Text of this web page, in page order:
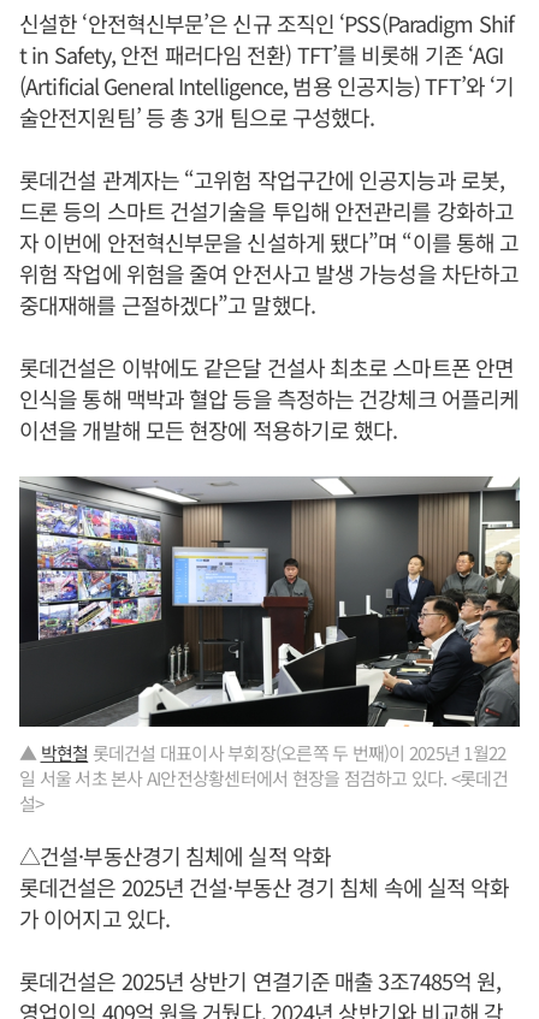
신설한 ‘안전혁신부문’은 신규 조직인 ‘PSS(Paradigm Shif
t in Safety, 안전 패러다임 전환) TFT’를 비롯해 기존 ‘AGI
(Artificial General Intelligence, 범용 인공지능) TFT’와 ‘기
술안전지원팀’ 등 총 3개 팀으로 구성했다.
롯데건설 관계자는 “고위험 작업구간에 인공지능과 로봇,
드론 등의 스마트 건설기술을 투입해 안전관리를 강화하고
자 이번에 안전혁신부문을 신설하게 됐다”며 “이를 통해 고
위험 작업에 위험을 줄여 안전사고 발생 가능성을 차단하고
중대재해를 근절하겠다”고 말했다.
롯데건설은 이밖에도 같은달 건설사 최초로 스마트폰 안면
인식을 통해 맥박과 혈압 등을 측정하는 건강체크 어플리케
이션을 개발해 모든 현장에 적용하기로 했다.
▲ 박현철 롯데건설 대표이사 부회장(오른쪽 두 번째)이 2025년 1월22
일 서울 서초 본사 AI안전상황센터에서 현장을 점검하고 있다. <롯데건
설>
△건설·부동산경기 침체에 실적 악화
롯데건설은 2025년 건설·부동산 경기 침체 속에 실적 악화
가 이어지고 있다.
롯데건설은 2025년 상반기 연결기준 매출 3조7485억 원,
영업이익 409억 원을 거뒀다. 2024년 상반기와 비교해 각